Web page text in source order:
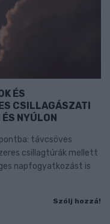
ÉS
CSILLAGÁSZATI
ÉS NYÚLON
távcsöves
csillagtúrák mellett
napfogyatkozást is
Szólj hozzá!